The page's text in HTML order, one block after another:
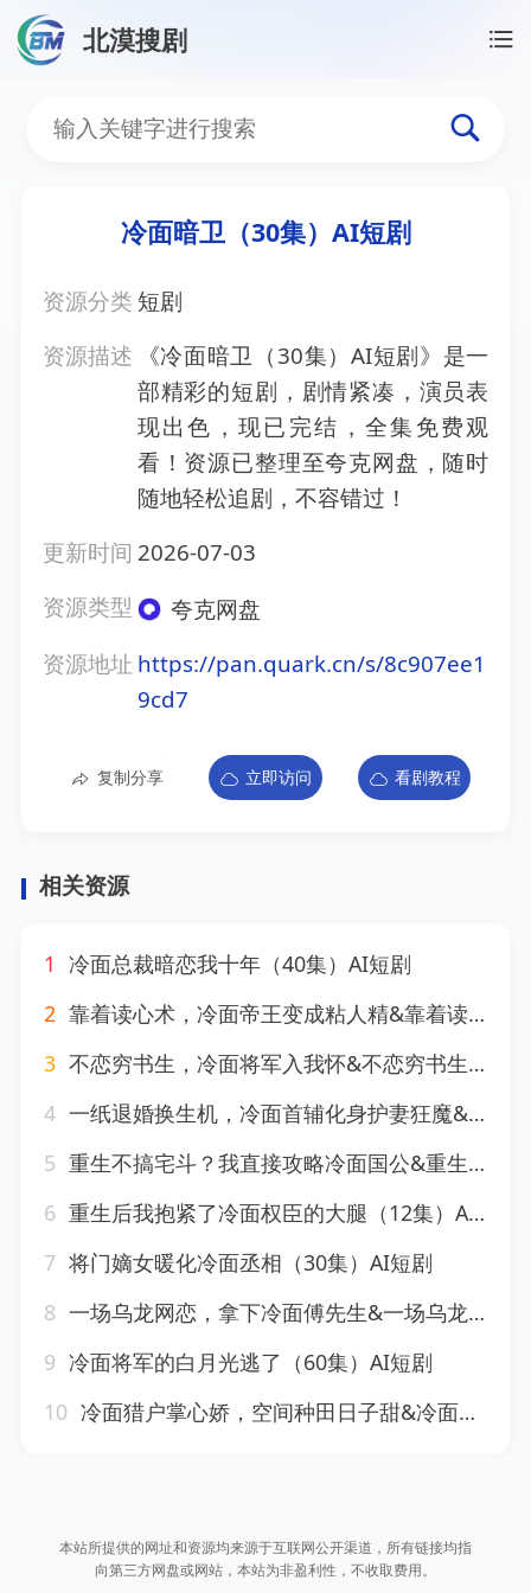
北漠搜剧
冷面暗卫（30集）AI短剧
冷面暗卫（30集）AI短剧
资源分类 短剧
资源描述
《冷面暗卫（30集）AI短剧》是一
部精彩的短剧，剧情紧凑，演员表
现出色，现已完结，全集免费观
看！资源已整理至夸克网盘，随时
随地轻松追剧，不容错过！
更新时间 2026-07-03
资源类型
夸克网盘
资源地址 https://pan.quark.cn/s/8c907ee1
9cd7
复制分享 立即访问 看剧教程
相关资源
1 冷面总裁暗恋我十年（40集）AI短剧
2 靠着读心术，冷面帝王变成粘人精&靠着读心术冷面帝王变成粘人精（31集）AI短剧
3 不恋穷书生，冷面将军入我怀&不恋穷书生冷面将军入我怀（60集）AI短剧
4 一纸退婚换生机，冷面首辅化身护妻狂魔&一纸退婚换生机冷面首辅化身护妻狂魔（50集）AI短剧
5 重生不搞宅斗？我直接攻略冷面国公&重生不搞宅斗我直接攻略冷面国公（3集）AI短剧
6 重生后我抱紧了冷面权臣的大腿（12集）AI短剧
7 将门嫡女暖化冷面丞相（30集）AI短剧
8 一场乌龙网恋，拿下冷面傅先生&一场乌龙网恋拿下冷面傅先生（57集）AI短剧
9 冷面将军的白月光逃了（60集）AI短剧
10 冷面猎户掌心娇，空间种田日子甜&冷面猎户掌心娇空间种田日子甜（25集）AI短剧
本站所提供的网址和资源均来源于互联网公开渠道，所有链接均指
向第三方网盘或网站，本站为非盈利性，不收取费用。